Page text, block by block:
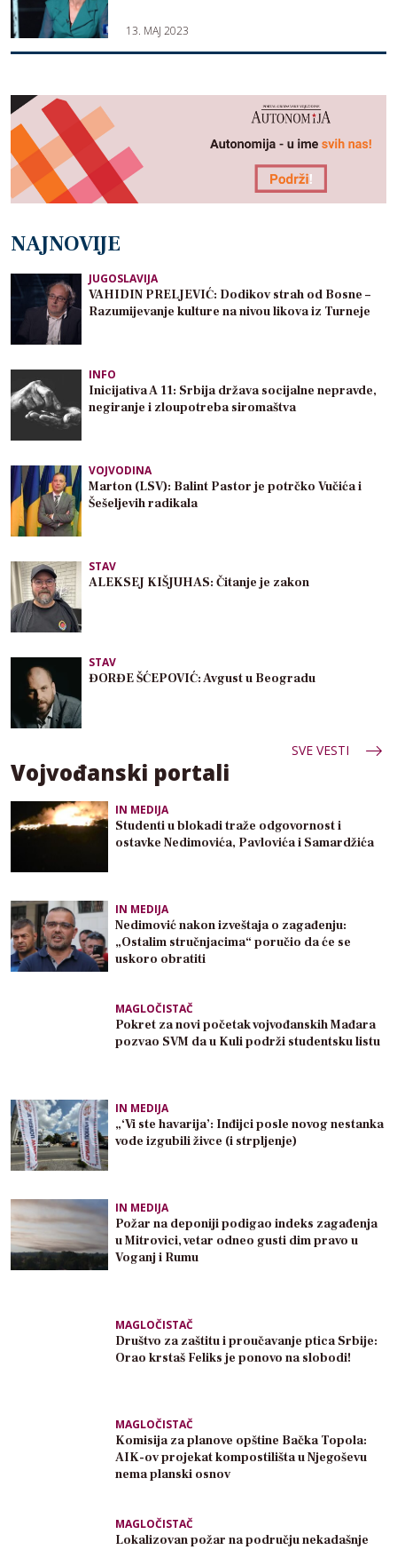
13. MAJ 2023
NAJNOVIJE
JUGOSLAVIJA
VAHIDIN PRELJEVIĆ: Dodikov strah od Bosne –
Razumijevanje kulture na nivou likova iz Turneje
INFO
Inicijativa A 11: Srbija država socijalne nepravde,
negiranje i zloupotreba siromaštva
VOJVODINA
Marton (LSV): Balint Pastor je potrčko Vučića i
Šešeljevih radikala
STAV
ALEKSEJ KIŠJUHAS: Čitanje je zakon
STAV
ĐORĐE ŠĆEPOVIĆ: Avgust u Beogradu
SVE VESTI
Vojvođanski portali
IN MEDIJA
Studenti u blokadi traže odgovornost i
ostavke Nedimovića, Pavlovića i Samardžića
IN MEDIJA
Nedimović nakon izveštaja o zagađenju:
„Ostalim stručnjacima“ poručio da će se
uskoro obratiti
MAGLOČISTAČ
Pokret za novi početak vojvođanskih Mađara
pozvao SVM da u Kuli podrži studentsku listu
IN MEDIJA
„‘Vi ste havarija’: Inđijci posle novog nestanka
vode izgubili živce (i strpljenje)
IN MEDIJA
Požar na deponiji podigao indeks zagađenja
u Mitrovici, vetar odneo gusti dim pravo u
Voganj i Rumu
MAGLOČISTAČ
Društvo za zaštitu i proučavanje ptica Srbije:
Orao krstaš Feliks je ponovo na slobodi!
MAGLOČISTAČ
Komisija za planove opštine Bačka Topola:
AIK-ov projekat kompostilišta u Njegoševu
nema planski osnov
MAGLOČISTAČ
Lokalizovan požar na području nekadašnje